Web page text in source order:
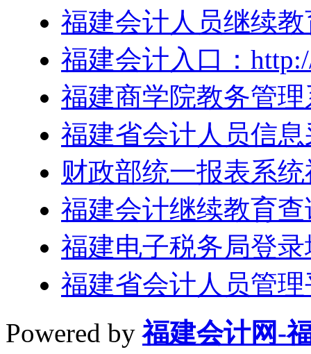
福建会计人员继续
福建会计入口：
福建商学院教务管
福建省会计人员信
财政部统一报表系
福建会计继续教育
福建电子税务局登录
福建省会计人员管
Powered by福建会计网-